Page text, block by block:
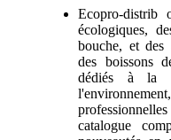
Ecopro-distrib
écologiques,
bouche, et des
des boissons
dédiés à la
catalogue